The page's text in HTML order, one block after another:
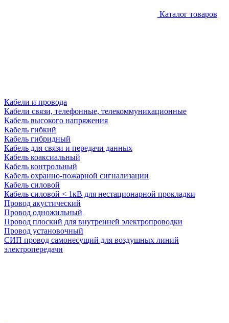
Каталог товаров
Кабели и провода
Кабели связи, телефонные, телекоммуникационные
Кабель высокого напряжения
Кабель гибкий
Кабель гибридный
Кабель для связи и передачи данных
Кабель коаксиальный
Кабель контрольный
Кабель охранно-пожарной сигнализации
Кабель силовой
Кабель силовой < 1кВ для нестационарной прокладки
Провод акустический
Провод одножильный
Провод плоский для внутренней электропроводки
Провод установочный
СИП провод самонесущий для воздушных линий
электропередачи